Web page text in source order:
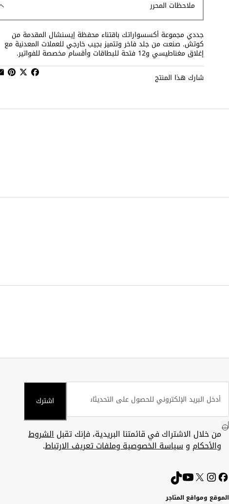
ملاحظات المحرر
جددي مجموعة أكسسواراتك باقتناء محفظة إيسنشال المقدمة من
كوتش. صنعت من جلد فاخر وتتميز بجيب خارجي للعملات المعدنية مع
إغلاق مغناطيسي و12 فتحة للبطاقات وأقسام مخصصة للفواتير.
شارك هذا المنتج
اشترك
من خلال الاشتراك في قائمتنا البريدية، فإنك تقبلالشروط
والأحكام وسياسة الخصوصية وملفات تعريف الارتباط.
الموقع ومواقع المتاجر